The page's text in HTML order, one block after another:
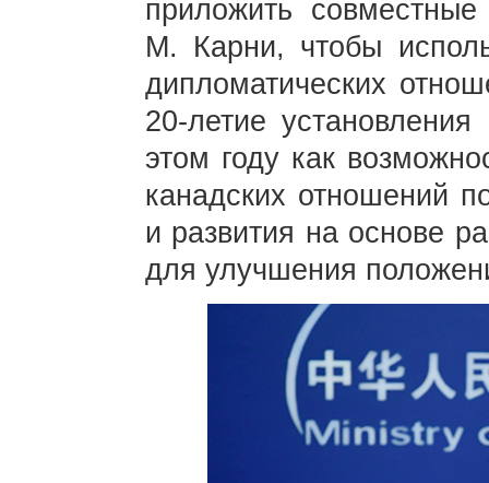
приложить
М. Карни, чтобы
дипломатических
20-летие установления
этом году как
канадских отношений
и развития на основе
для улучшения